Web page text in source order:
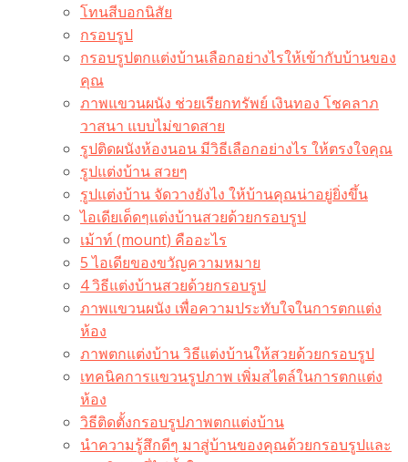
โทนสีบอกนิสัย
กรอบรูป
กรอบรูปตกแต่งบ้านเลือกอย่างไรให้เข้ากับบ้านของ
คุณ
ภาพแขวนผนัง ช่วยเรียกทรัพย์ เงินทอง โชคลาภ
วาสนา แบบไม่ขาดสาย
รูปติดผนังห้องนอน มีวิธีเลือกอย่างไร ให้ตรงใจคุณ
รูปแต่งบ้าน สวยๆ
รูปแต่งบ้าน จัดวางยังไง ให้บ้านคุณน่าอยู่ยิ่งขึ้น
ไอเดียเด็ดๆแต่งบ้านสวยด้วยกรอบรูป
เม้าท์ (mount) คืออะไร​
5 ไอเดียของขวัญความหมาย
4 วิธีแต่งบ้านสวยด้วยกรอบรูป
ภาพแขวนผนัง เพื่อความประทับใจในการตกแต่ง
ห้อง
ภาพตกแต่งบ้าน วิธีแต่งบ้านให้สวยด้วยกรอบรูป
เทคนิคการแขวนรูปภาพ เพิ่มสไตล์ในการตกแต่ง
ห้อง
วิธีติดตั้งกรอบรูปภาพตกแต่งบ้าน
นำความรู้สึกดีๆ มาสู่บ้านของคุณด้วยกรอบรูปและ